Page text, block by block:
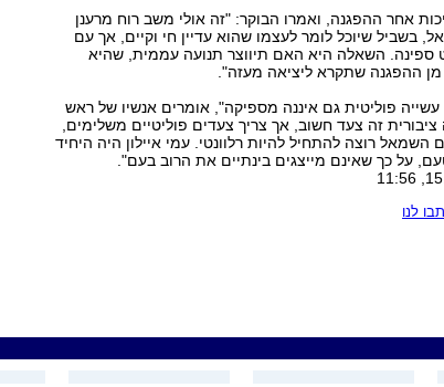
אחר ההפגנה, ואמרו הבוקר: "זה אולי משב רוח מרענן
בשביל שיוכל לומר לעצמו שהוא עדיין חי וקיים, אך עם
ספינה. השאלה היא האם תיווצר תנועה עממית, שהיא
ההפגנה שתקרא ליציאה מעזה".
פוליטית גם איננה מספיקה", אומרים אנשיו של ראש
זה צעד חשוב, אך צריך צעדים פוליטיים משלימים,
רוצה להתחיל להיות רלוונטי. עמי איילון היה היחיד
על כך שאינם מייצגים בינתיים את הרוב בעם".
לנו